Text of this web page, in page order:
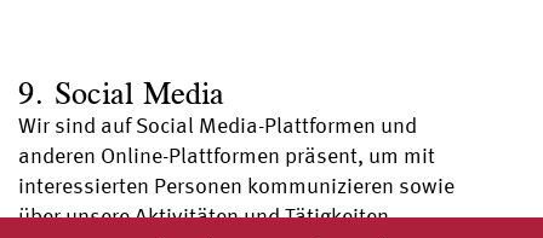
9. Social Media
Wir sind auf Social Media-Plattformen und
anderen Online-Plattformen präsent, um mit
interessierten Personen kommunizieren sowie
über unsere Aktivitäten und Tätigkeiten